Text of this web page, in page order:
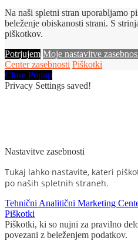
Na naši spletni stran uporabljamo
beleženje obiskanosti strani. S
piškotkov.
Potrjujem Moje nastavitve
Center zasebnosti Piškotki
Close Popup
Privacy Settings saved!
Nastavitve zasebnosti
Tukaj lahko nastavite, kateri
po naših spletnih straneh.
Tehnični Analitični Marketing
Piškotki
Piškotki, ki so nujni za pravilno
povezani z beleženjem podatkov.